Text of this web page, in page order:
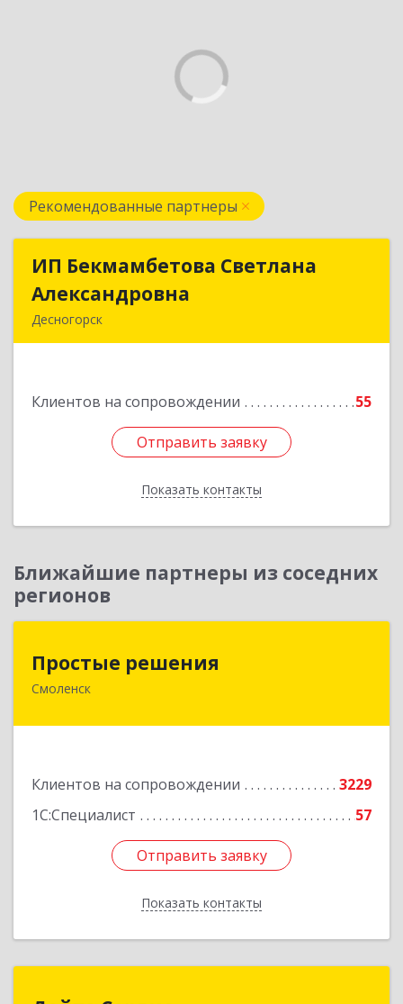
Рекомендованные партнеры
ИП Бекмамбетова Светлана
Александровна
Десногорск
Клиентов на сопровождении 55
Отправить заявку
Показать контакты
ИП Бекмамбетова Светлана
Подробнее
Отправить заявку
Назад
Ближайшие партнеры из соседних
регионов
Простые решения
Смоленск
Клиентов на сопровождении
3229
1С:Специалист
57
Отправить заявку
Показать контакты
214015, Смоленская обл, Смоленск г, Большая
Отправить заявку
Назад